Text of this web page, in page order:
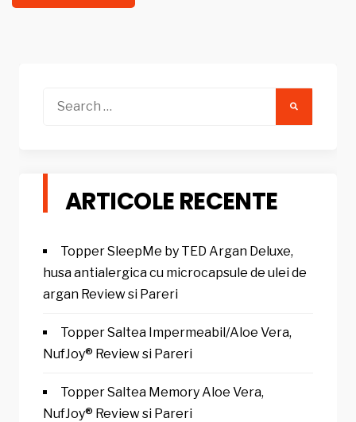
ARTICOLE RECENTE
Topper SleepMe by TED Argan Deluxe,
husa antialergica cu microcapsule de ulei de
argan Review si Pareri
Topper Saltea Impermeabil/Aloe Vera,
NufJoy® Review si Pareri
Topper Saltea Memory Aloe Vera,
NufJoy® Review si Pareri